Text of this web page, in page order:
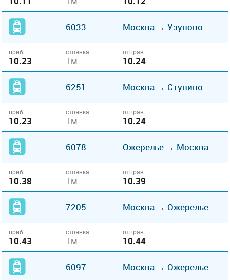
6033 Москва → Узуново
приб.
10.23
стоянка
1м
отправ.
10.24
6251 Москва → Ступино
приб.
10.23
стоянка
1м
отправ.
10.24
6078 Ожерелье → Москва
приб.
10.38
стоянка
1м
отправ.
10.39
7205 Москва → Ожерелье
приб.
10.43
стоянка
1м
отправ.
10.44
6097 Москва → Ожерелье